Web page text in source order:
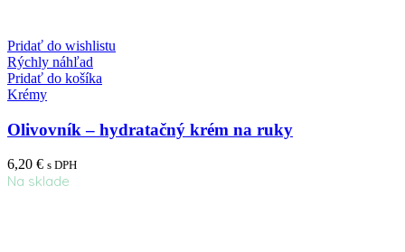
Pridať do wishlistu
Rýchly náhľad
Pridať do košíka
Krémy
Olivovník – hydratačný krém na ruky
6,20 € s DPH
Na sklade